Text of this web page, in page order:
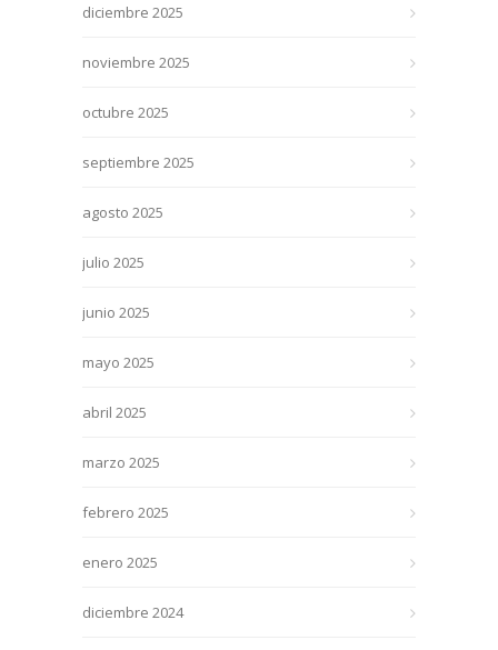
diciembre 2025
noviembre 2025
octubre 2025
septiembre 2025
agosto 2025
julio 2025
junio 2025
mayo 2025
abril 2025
marzo 2025
febrero 2025
enero 2025
diciembre 2024